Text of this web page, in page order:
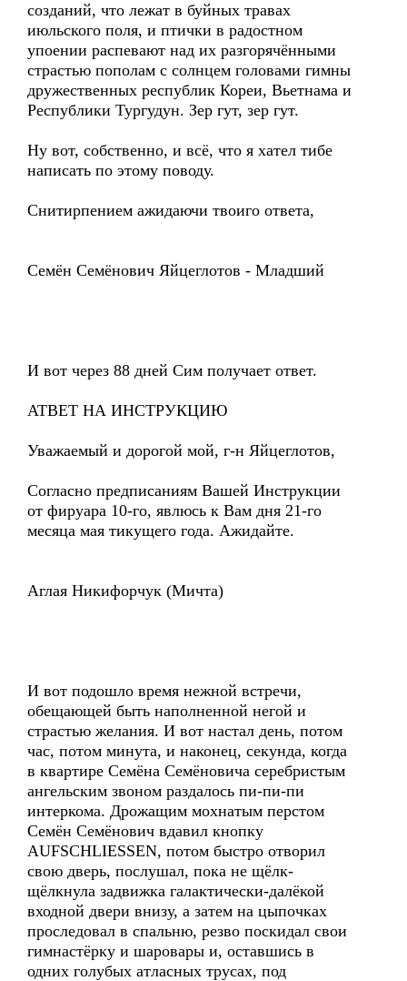
созданий, что лежат в буйных травах
июльского поля, и птички в радостном
упоении распевают над их разгорячёнными
страстью пополам с солнцем головами гимны
дружественных республик Кореи, Вьетнама и
Республики Тургудун. Зер гут, зер гут.
Ну вот, собственно, и всё, что я хател тибе
написать по этому поводу.
Снитирпением ажидаючи твоиго ответа,
Семён Семёнович Яйцеглотов - Младший
И вот через 88 дней Сим получает ответ.
АТВЕТ НА ИНСТРУКЦИЮ
Уважаемый и дорогой мой, г-н Яйцеглотов,
Согласно предписаниям Вашей Инструкции
от фируара 10-го, явлюсь к Вам дня 21-го
месяца мая тикущего года. Ажидайте.
Аглая Никифорчук (Мичта)
И вот подошло время нежной встречи,
обещающей быть наполненной негой и
страстью желания. И вот настал день, потом
час, потом минута, и наконец, секунда, когда
в квартире Семёна Семёновича серебристым
ангельским звоном раздалось пи-пи-пи
интеркома. Дрожащим мохнатым перстом
Семён Семёнович вдавил кнопку
AUFSCHLIESSEN, потом быстро отворил
свою дверь, послушал, пока не щёлк-
щёлкнула задвижка галактически-далёкой
входной двери внизу, а затем на цыпочках
проследовал в спальню, резво поскидал свои
гимнастёрку и шаровары и, оставшись в
одних голубых атласных трусах, под